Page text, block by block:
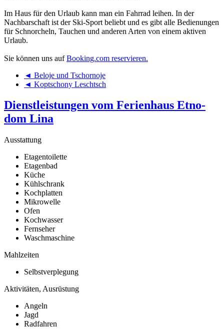
Im Haus für den Urlaub kann man ein Fahrrad leihen. In der
Nachbarschaft ist der Ski-Sport beliebt und es gibt alle Bedienungen
für Schnorcheln, Tauchen und anderen Arten von einem aktiven
Urlaub.
Sie können uns aufBooking.com reservieren.
◄ Beloje und Tschornoje
◄ Koptschony Leschtsch
Dienstleistungen vom Ferienhaus Etno-
dom Lina
Ausstattung
Etagentoilette
Etagenbad
Küche
Kühlschrank
Kochplatten
Mikrowelle
Ofen
Kochwasser
Fernseher
Waschmaschine
Mahlzeiten
Selbstverplegung
Aktivitäten, Ausrüstung
Angeln
Jagd
Radfahren